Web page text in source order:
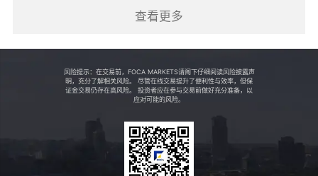
半年报显示，由于采取各项行动以推动盈利增长，并进
报则增加140个基点至16.2%，两者均创新高。
0.49港元。友邦保险表示，目标是每年透过年度业绩所
公布的股息及股份回购，派付年度产生的自由盈余净额
查看更多
风险提示：在交易前，FOCA MARKETS请阁下仔细阅读风险披露声
明，充分了解相关风险。 尽管在线交易提升了便利性与效率，但保
证金交易仍存在高风险。 投资者应在参与交易前做好充分准备，以
应对可能的风险。